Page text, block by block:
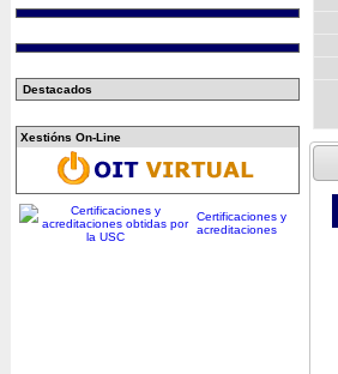
Destacados
Xestións On-Line
Certificaciones y
acreditaciones